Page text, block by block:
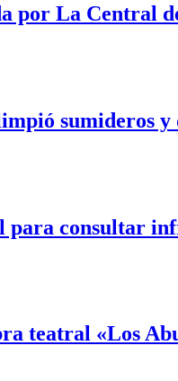
por La Central
sumideros y
consultar
teatral «Los